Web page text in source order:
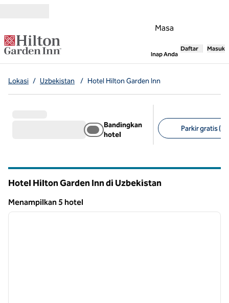
Masa
Inap Anda,Membuka
Daftar Masuk
Lokasi / Uzbekistan / Hotel Hilton Garden Inn
Bandingkan
hotel
Parkir gratis (4)
Hotel Hilton Garden Inn di Uzbekistan
Menampilkan 5 hotel
Menampilkan 5 hotel
1 dari 3